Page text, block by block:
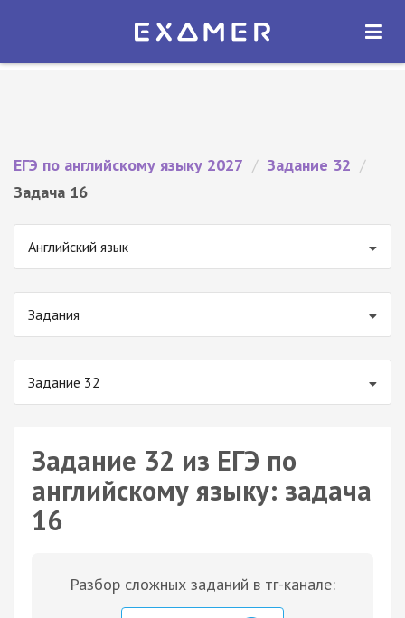
Экзамер — ЕГЭ 2027
ОТКРЫТЬ
ЕГЭ по английскому языку 2027 / Задание 32 /
Задача 16
Английский язык
Задания
Задание 32
Задание 32 из ЕГЭ по
английскому языку: задача
16
Разбор сложных заданий в тг-канале: